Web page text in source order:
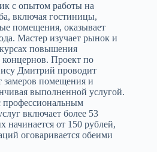
с опытом работы на
включая гостиницы,
помещения, оказывает
Мастер изучает рынок и
повышения
Проект по
Дмитрий проводит
замеров помещения и
выполненной услугой.
включает более 53
начинается от 150 рублей,
оговаривается обеими